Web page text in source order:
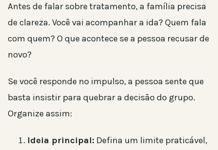
Antes de falar sobre tratamento, a família precisa
de clareza. Você vai acompanhar a ida? Quem fala
com quem? O que acontece se a pessoa recusar de
novo?
Se você responde no impulso, a pessoa sente que
basta insistir para quebrar a decisão do grupo.
Organize assim:
Ideia principal: Defina um limite praticável,